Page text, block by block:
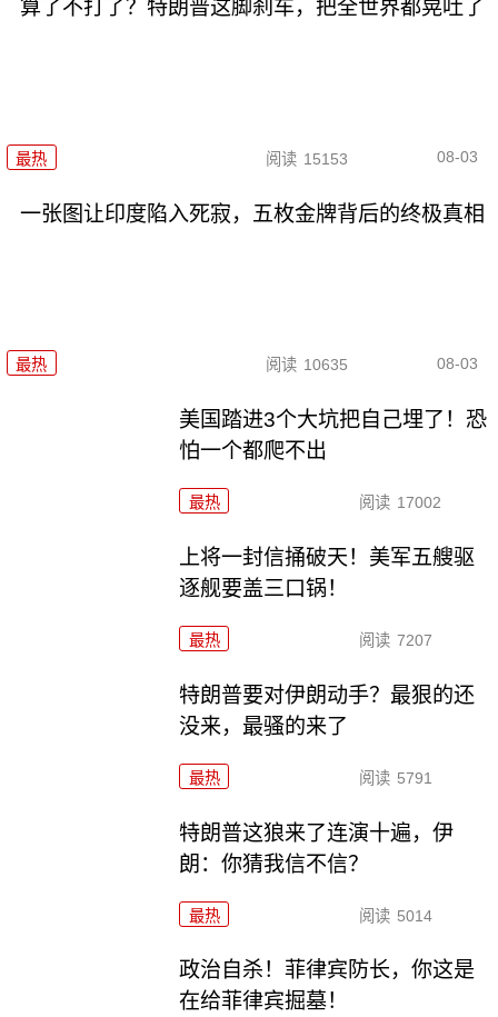
算了不打了？特朗普这脚刹车，把全世界都晃吐了
最热 阅读 15153 08-03
一张图让印度陷入死寂，五枚金牌背后的终极真相
最热 阅读 10635 08-03
美国踏进3个大坑把自己埋了！恐
怕一个都爬不出
最热 阅读 17002
上将一封信捅破天！美军五艘驱
逐舰要盖三口锅！
最热 阅读 7207
特朗普要对伊朗动手？最狠的还
没来，最骚的来了
最热 阅读 5791
特朗普这狼来了连演十遍，伊
朗：你猜我信不信？
最热 阅读 5014
政治自杀！菲律宾防长，你这是
在给菲律宾掘墓！